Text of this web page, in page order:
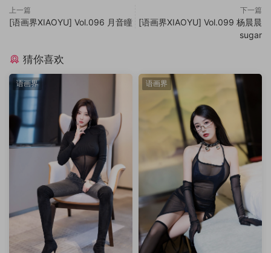
上一篇
[语画界XIAOYU] Vol.096 月音瞳
下一篇
[语画界XIAOYU] Vol.099 杨晨晨
sugar
猜你喜欢
语画界 语画界